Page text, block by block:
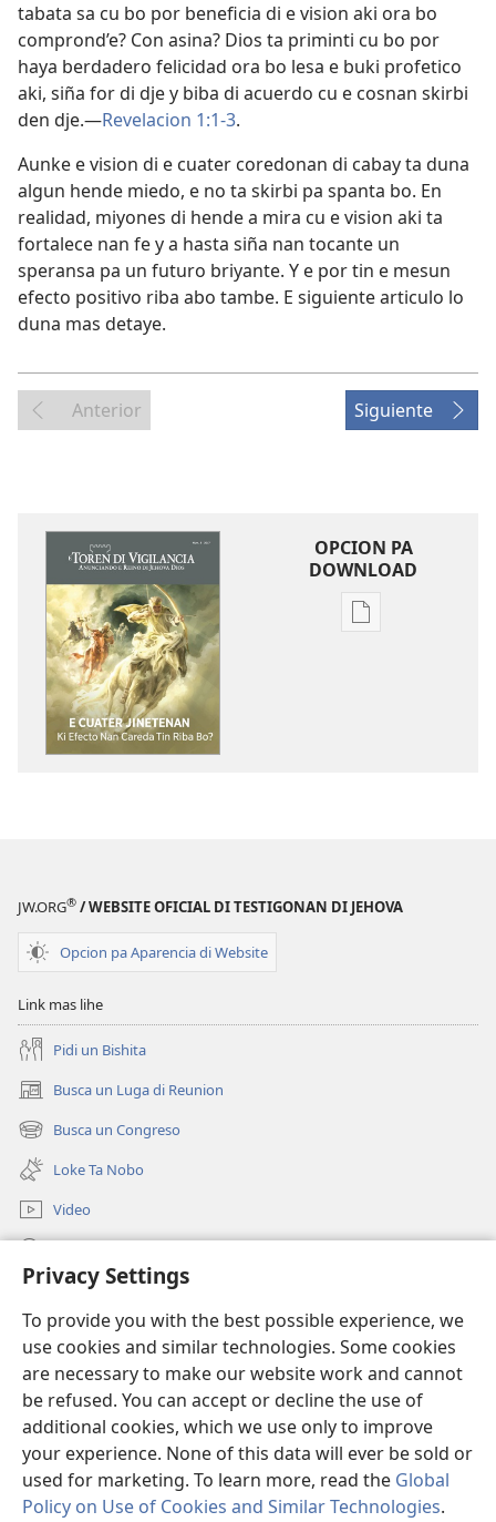
Privacy Settings
To provide you with the best possible experience, we
use cookies and similar technologies. Some cookies
are necessary to make our website work and cannot
be refused. You can accept or decline the use of
additional cookies, which we use only to improve
your experience. None of this data will ever be sold or
used for marketing. To learn more, read the Global
Policy on Use of Cookies and Similar Technologies.
tabata sa cu bo por beneficia di e vision aki ora bo
comprond’e? Con asina? Dios ta priminti cu bo por
haya berdadero felicidad ora bo lesa e buki profetico
aki, siña for di dje y biba di acuerdo cu e cosnan skirbi
den dje.—Revelacion 1:1-3.
Aunke e vision di e cuater coredonan di cabay ta duna
algun hende miedo, e no ta skirbi pa spanta bo. En
realidad, miyones di hende a mira cu e vision aki ta
fortalece nan fe y a hasta siña nan tocante un
speransa pa un futuro briyante. Y e por tin e mesun
efecto positivo riba abo tambe. E siguiente articulo lo
duna mas detaye.
Anterior Siguiente
OPCION PA
DOWNLOAD
Opcion
—⁠Ki
Tin
JW.ORG® / WEBSITE OFICIAL DI TESTIGONAN DI JEHOVA
Opcion pa Aparencia di Website
Link mas lihe
Pidi un Bishita
Busca un Luga di Reunion
(opens
new
window)
Busca un Congreso
(opens
new
window)
Loke Ta Nobo
Video
(opens
window)Watchtower BIBLIOTHEEK ONLINE
(opens
new
window)JW Hub ®
(opens
new
window)